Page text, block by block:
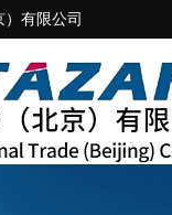
有限公司